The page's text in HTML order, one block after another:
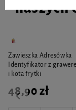
naszych
Zawieszka Adresówka
Identyfikator z
i kota frytki
48,90 zł